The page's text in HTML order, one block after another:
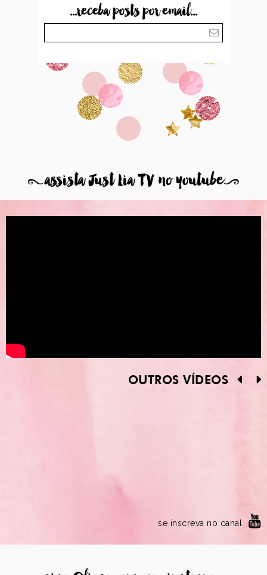
...receba posts por email...
8assista Just Lia TV no youtube9
OUTROS VÍDEOS
se inscreva no canal